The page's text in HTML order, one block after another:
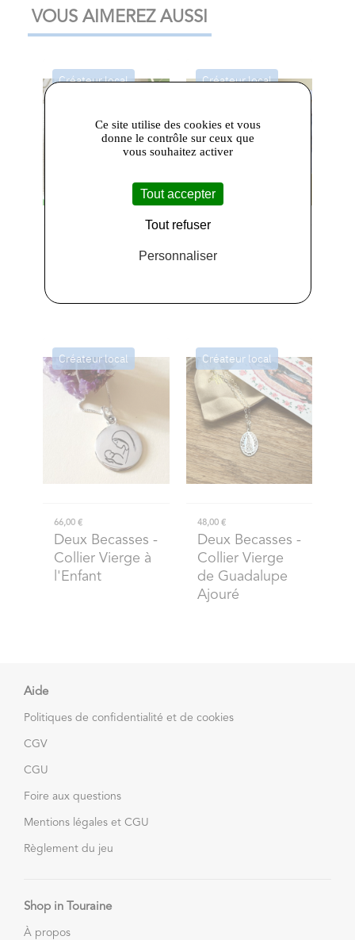
VOUS AIMEREZ AUSSI
Créateur local
Deux Becasses-
Vie
Créateur local
Deux Becasses
Créateur local
66,00 €
Deux Becasses -
Collier Vierge à
l'Enfant
Créateur local
48,00 €
Deux Becasses -
Collier Vierge
de Guadalupe
Ajouré
Aide
Politiques de confidentialité et de cookies
CGV
CGU
Foire aux questions
Mentions légales et CGU
Règlement du jeu
Shop in Touraine
À propos
Ce site utilise des cookies et vous
donne le contrôle sur ceux que
vous souhaitez activer
Tout accepter
Tout refuser
Personnaliser